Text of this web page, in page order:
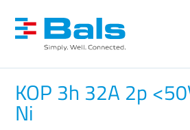
KOP 3h 32A 2p
Ni